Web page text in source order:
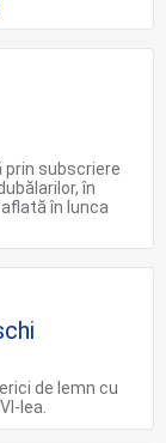
prin subscriere
în
în lunca
de lemn cu
lea.